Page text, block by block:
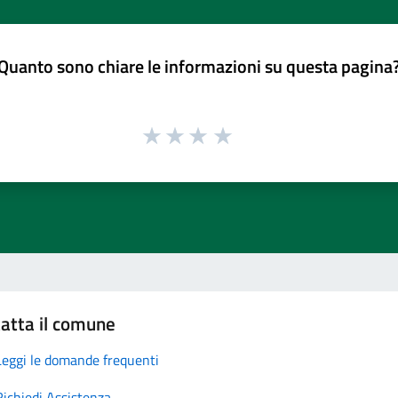
sono chiare le informazioni su questa
il comune
le domande frequenti